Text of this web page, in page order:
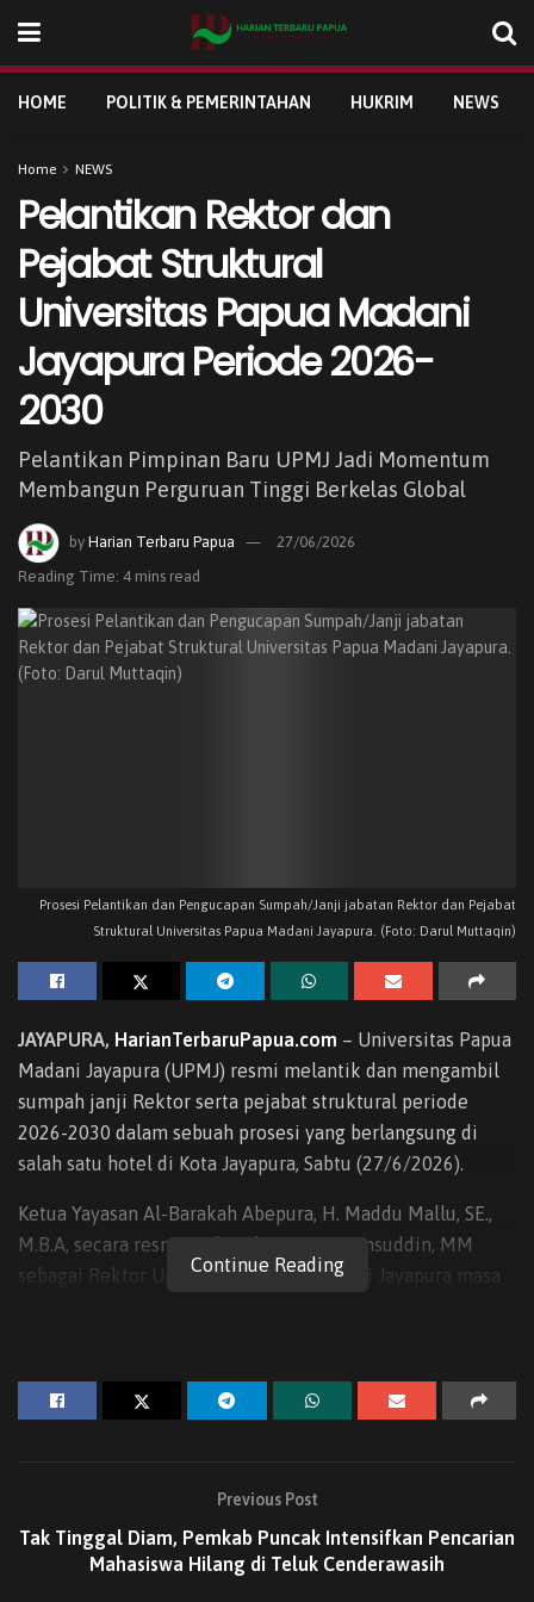
HOME POLITIK & PEMERINTAHAN HUKRIM NEWS
Home NEWS
Pelantikan Rektor dan
Pejabat Struktural
Universitas Papua Madani
Jayapura Periode 2026-
2030
Pelantikan Pimpinan Baru UPMJ Jadi Momentum
Membangun Perguruan Tinggi Berkelas Global
by Harian Terbaru Papua
27/06/2026
Reading Time: 4 mins read
Prosesi Pelantikan dan Pengucapan Sumpah/Janji jabatan Rektor dan Pejabat
Struktural Universitas Papua Madani Jayapura. (Foto: Darul Muttaqin)
JAYAPURA, HarianTerbaruPapua.com – Universitas Papua
Madani Jayapura (UPMJ) resmi melantik dan mengambil
sumpah janji Rektor serta pejabat struktural periode
2026-2030 dalam sebuah prosesi yang berlangsung di
salah satu hotel di Kota Jayapura, Sabtu (27/6/2026).
Ketua Yayasan Al-Barakah Abepura, H. Maddu Mallu, SE.,
M.B.A, secara resmi melantik Drs. H. Syamsuddin, MM
sebagai Rektor Universitas Papua Madani Jayapura masa
penguatan tata kelola universitas serta percepatan
Continue Reading
Previous Post
Tak Tinggal Diam, Pemkab Puncak Intensifkan Pencarian
Mahasiswa Hilang di Teluk Cenderawasih